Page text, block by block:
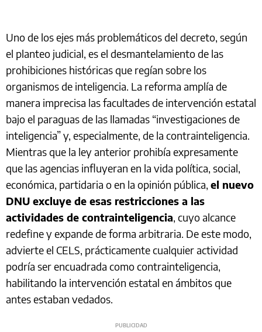
Uno de los ejes más problemáticos del decreto, según
el planteo judicial, es el desmantelamiento de las
prohibiciones históricas que regían sobre los
organismos de inteligencia. La reforma amplía de
manera imprecisa las facultades de intervención estatal
bajo el paraguas de las llamadas “investigaciones de
inteligencia” y, especialmente, de la contrainteligencia.
Mientras que la ley anterior prohibía expresamente
que las agencias influyeran en la vida política, social,
económica, partidaria o en la opinión pública, el nuevo
DNU excluye de esas restricciones a las
actividades de contrainteligencia, cuyo alcance
redefine y expande de forma arbitraria. De este modo,
advierte el CELS, prácticamente cualquier actividad
podría ser encuadrada como contrainteligencia,
habilitando la intervención estatal en ámbitos que
antes estaban vedados.